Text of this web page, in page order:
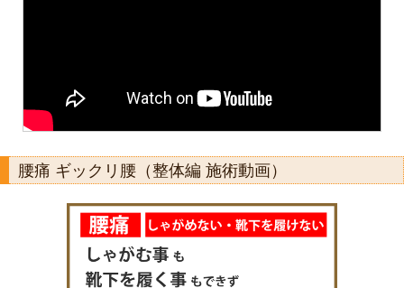
腰痛 ギックリ腰（整体編 施術動画）